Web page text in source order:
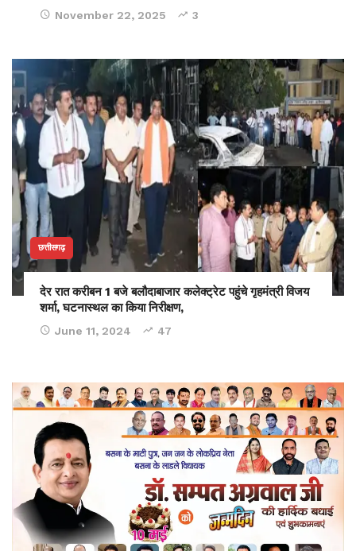
November 22, 2025 3
छत्तीसगढ़
देर रात करीबन 1 बजे बलौदाबाजार कलेक्ट्रेट पहुंचे गृहमंत्री विजय
शर्मा, घटनास्थल का किया निरीक्षण,
June 11, 2024 47